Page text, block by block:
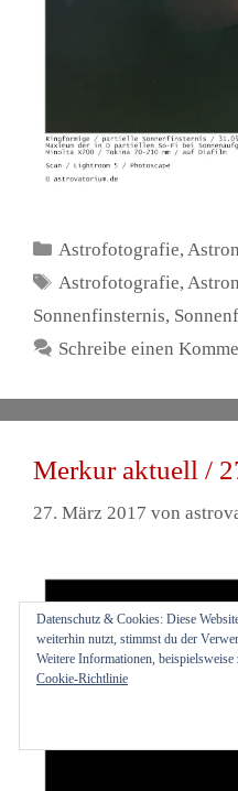
Kategorien
Astrofotografie,
Schlagwörter
Astrofotografie,
Sonnenfinsternis,
Schreibe einen
Merkur aktuell /
27. März 2017 von
Datenschutz & Cookies: Diese
weiterhin nutzt, stimmst du der
Weitere Informationen,
Cookie-Richtlinie